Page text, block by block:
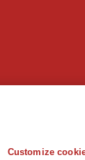
Customize